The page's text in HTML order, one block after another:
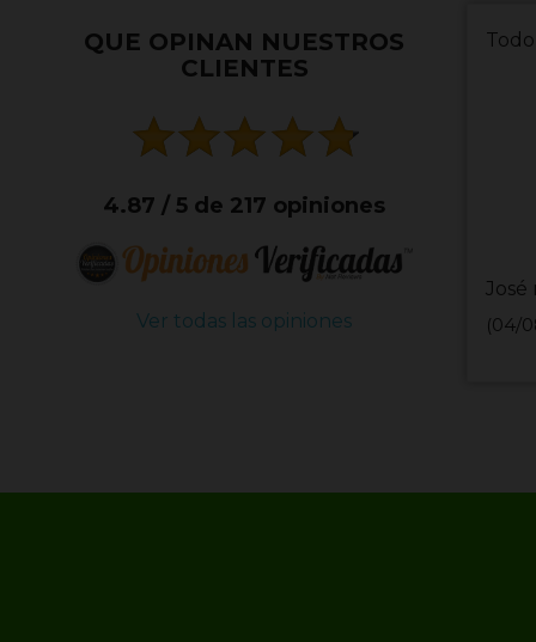
QUE OPINAN NUESTROS
CLIENTES
4.87 / 5 de 217 opiniones
Ver todas las opiniones
(29/